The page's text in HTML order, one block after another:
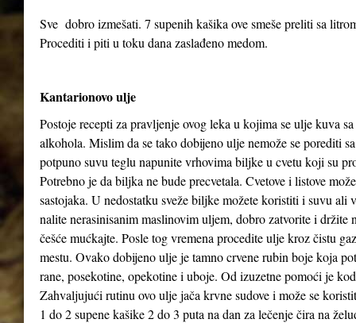
Sve dobro izmešati. 7 supenih kašika ove smeše preliti sa
Procediti i piti u toku dana zaslađeno medom.
Kantarionovo ulje
Postoje recepti za pravljenje ovog leka u kojima se ulje kuva
alkohola. Mislim da se tako dobijeno ulje nemože se porediti
potpuno suvu teglu napunite vrhovima biljke u cvetu koji su
Potrebno je da biljka ne bude precvetala. Cvetove i listove
sastojaka. U nedostatku sveže biljke možete koristiti i suvu
nalite nerasinisanim maslinovim uljem, dobro zatvorite i držite
češće mućkajte. Posle tog vremena procedite ulje kroz čistu
mestu. Ovako dobijeno ulje je tamno crvene rubin boje koja
rane, posekotine, opekotine i uboje. Od izuzetne pomoći je
Zahvaljujući rutinu ovo ulje jača krvne sudove i može se
1 do 2 supene kašike 2 do 3 puta na dan za lečenje čira na